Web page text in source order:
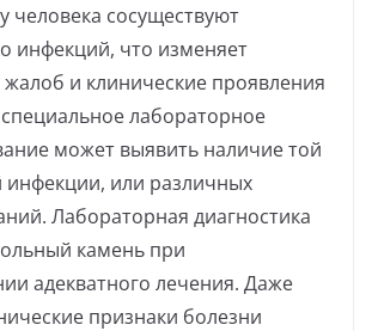
человека сосуществуют
инфекций, что изменяет
жалоб и клинические проявления
лабораторное
может выявить наличие той
инфекции, или различных
Лабораторная диагностика
камень при
адекватного лечения. Даже
признаки болезни